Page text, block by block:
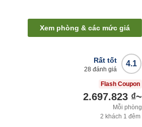
Xem phòng & các mức giá
4.1
Rất tốt
28 đánh giá
Flash Coupon
2.697.823 ₫~
Mỗi phòng
2 khách 1 đêm